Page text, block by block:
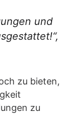
und
zu bieten,
zu